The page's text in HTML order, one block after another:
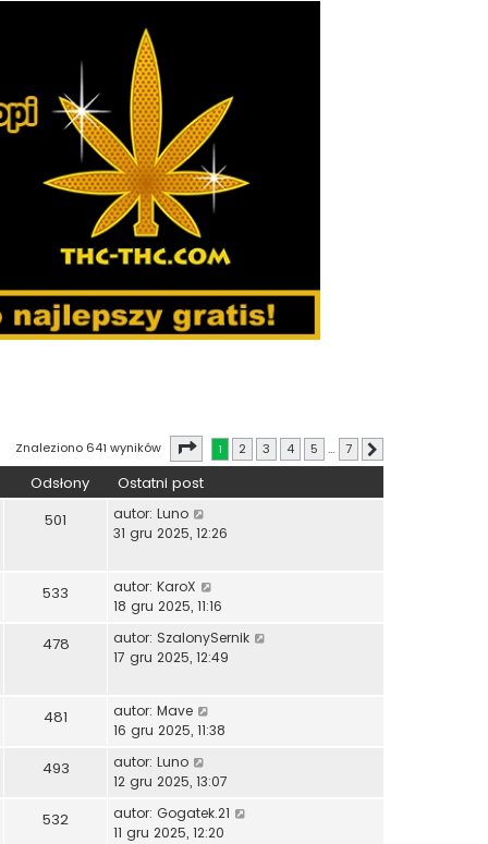
Znaleziono 641 wyników Strona1 7
1 2 3 4 5 … 7
Odsłony Ostatni post
501 autor: Luno
31 gru 2025, 12:26
533 autor: KaroX
18 gru 2025, 11:16
478 autor: SzalonySernik
17 gru 2025, 12:49
481 autor: Mave
16 gru 2025, 11:38
493 autor: Luno
12 gru 2025, 13:07
532 autor: Gogatek.21
11 gru 2025, 12:20